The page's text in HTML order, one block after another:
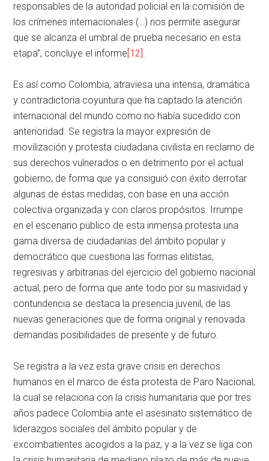
responsables de la autoridad policial en la comisión de
los crímenes internacionales (…) nos permite asegurar
que se alcanza el umbral de prueba necesario en esta
etapa”, concluye el informe [12] .
Es así como Colombia, atraviesa una intensa, dramática
y contradictoria coyuntura que ha captado la atención
internacional del mundo como no había sucedido con
anterioridad. Se registra la mayor expresión de
movilización y protesta ciudadana civilista en reclamo de
sus derechos vulnerados o en detrimento por el actual
gobierno, de forma que ya consiguió con éxito derrotar
algunas de éstas medidas, con base en una acción
colectiva organizada y con claros propósitos. Irrumpe
en el escenario público de esta inmensa protesta una
gama diversa de ciudadanías del ámbito popular y
democrático que cuestiona las formas elitistas,
regresivas y arbitrarias del ejercicio del gobierno nacional
actual, pero de forma que ante todo por su masividad y
contundencia se destaca la presencia juvenil, de las
nuevas generaciones que de forma original y renovada
demandas posibilidades de presente y de futuro.
Se registra a la vez esta grave crisis en derechos
humanos en el marco de ésta protesta de Paro Nacional,
la cual se relaciona con la crisis humanitaria que por tres
años padece Colombia ante el asesinato sistemático de
liderazgos sociales del ámbito popular y de
excombatientes acogidos a la paz, y a la vez se liga con